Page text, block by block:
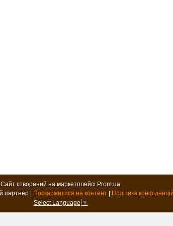
Сайт створений на маркетплейсі Prom.ua
Поскаржитися на контент
Політика
Select Language ▼